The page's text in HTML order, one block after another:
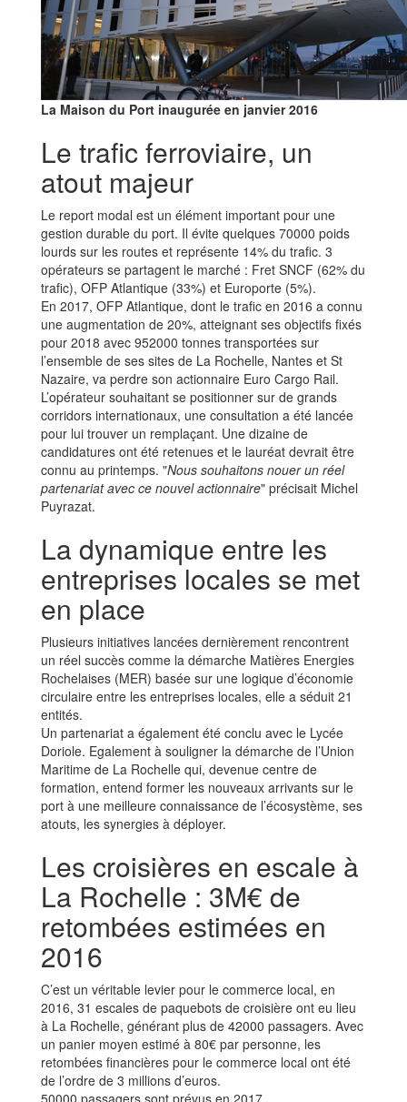
La Maison du Port inaugurée en janvier 2016
Le trafic ferroviaire, un
atout majeur
Le report modal est un élément important pour une
gestion durable du port. Il évite quelques 70000 poids
lourds sur les routes et représente 14% du trafic. 3
opérateurs se partagent le marché : Fret SNCF (62% du
trafic), OFP Atlantique (33%) et Europorte (5%).
En 2017, OFP Atlantique, dont le trafic en 2016 a connu
une augmentation de 20%, atteignant ses objectifs fixés
pour 2018 avec 952000 tonnes transportées sur
l’ensemble de ses sites de La Rochelle, Nantes et St
Nazaire, va perdre son actionnaire Euro Cargo Rail.
L’opérateur souhaitant se positionner sur de grands
corridors internationaux, une consultation a été lancée
pour lui trouver un remplaçant. Une dizaine de
candidatures ont été retenues et le lauréat devrait être
connu au printemps. "Nous souhaitons nouer un réel
partenariat avec ce nouvel actionnaire" précisait Michel
Puyrazat.
La dynamique entre les
entreprises locales se met
en place
Plusieurs initiatives lancées dernièrement rencontrent
un réel succès comme la démarche Matières Energies
Rochelaises (MER) basée sur une logique d’économie
circulaire entre les entreprises locales, elle a séduit 21
entités.
Un partenariat a également été conclu avec le Lycée
Doriole. Egalement à souligner la démarche de l’Union
Maritime de La Rochelle qui, devenue centre de
formation, entend former les nouveaux arrivants sur le
port à une meilleure connaissance de l’écosystème, ses
atouts, les synergies à déployer.
Les croisières en escale à
La Rochelle : 3M€ de
retombées estimées en
2016
C’est un véritable levier pour le commerce local, en
2016, 31 escales de paquebots de croisière ont eu lieu
à La Rochelle, générant plus de 42000 passagers. Avec
un panier moyen estimé à 80€ par personne, les
retombées financières pour le commerce local ont été
de l’ordre de 3 millions d’euros.
50000 passagers sont prévus en 2017.